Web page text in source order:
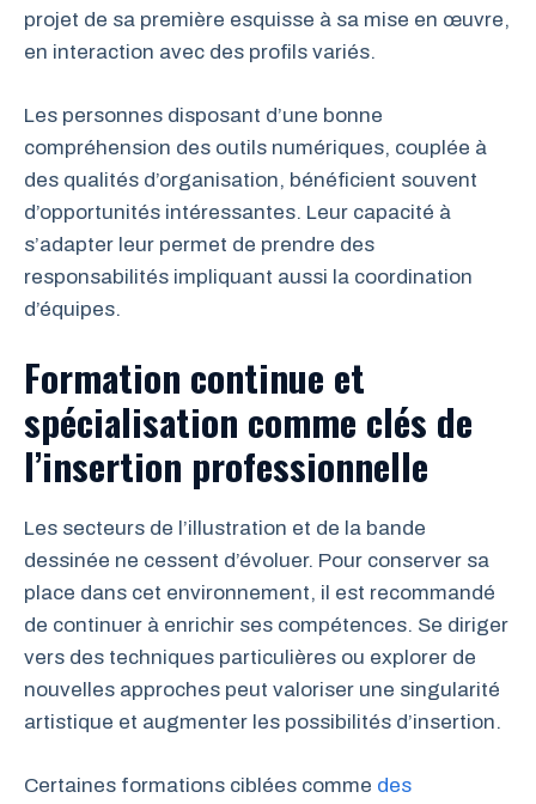
projet de sa première esquisse à sa mise en œuvre,
en interaction avec des profils variés.
Les personnes disposant d’une bonne
compréhension des outils numériques, couplée à
des qualités d’organisation, bénéficient souvent
d’opportunités intéressantes. Leur capacité à
s’adapter leur permet de prendre des
responsabilités impliquant aussi la coordination
d’équipes.
Formation continue et
spécialisation comme clés de
l’insertion professionnelle
Les secteurs de l’illustration et de la bande
dessinée ne cessent d’évoluer. Pour conserver sa
place dans cet environnement, il est recommandé
de continuer à enrichir ses compétences. Se diriger
vers des techniques particulières ou explorer de
nouvelles approches peut valoriser une singularité
artistique et augmenter les possibilités d’insertion.
Certaines formations ciblées comme des